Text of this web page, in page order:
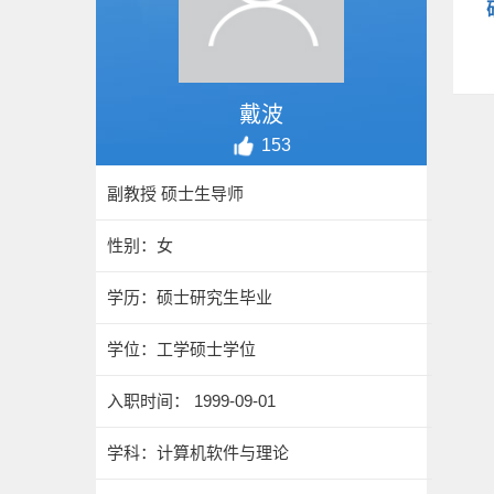
戴波
153
副教授 硕士生导师
性别：女
学历：硕士研究生毕业
学位：工学硕士学位
入职时间： 1999-09-01
学科：计算机软件与理论